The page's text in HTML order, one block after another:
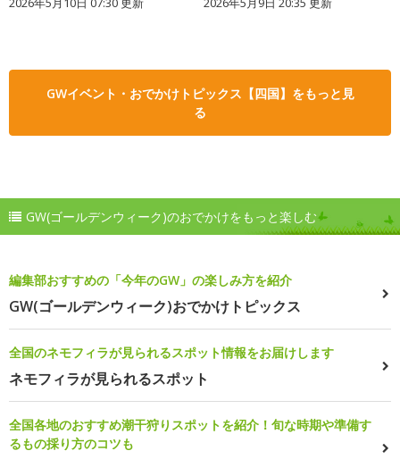
GWイベント・おでかけトピックス【四国】をもっと見
る
GW(ゴールデンウィーク)のおでかけをもっと楽しむ
編集部おすすめの「今年のGW」の楽しみ方を紹介
GW(ゴールデンウィーク)おでかけトピックス
全国のネモフィラが見られるスポット情報をお届けします
ネモフィラが見られるスポット
全国各地のおすすめ潮干狩りスポットを紹介！旬な時期や準備す
るもの採り方のコツも